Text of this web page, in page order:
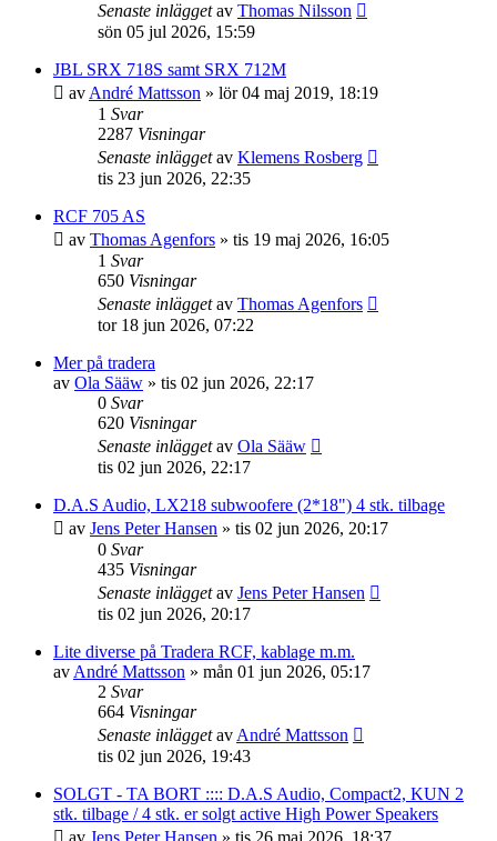
Senaste inläggetav Thomas Nilsson
sön 05 jul 2026, 15:59
JBL SRX 718S samt SRX 712M
av André Mattsson » lör 04 maj 2019, 18:19
1 Svar
2287 Visningar
Senaste inläggetav Klemens Rosberg
tis 23 jun 2026, 22:35
RCF 705 AS
av Thomas Agenfors » tis 19 maj 2026, 16:05
1 Svar
650 Visningar
Senaste inläggetav Thomas Agenfors
tor 18 jun 2026, 07:22
Mer på tradera
av Ola Sääw » tis 02 jun 2026, 22:17
0 Svar
620 Visningar
Senaste inläggetav Ola Sääw
tis 02 jun 2026, 22:17
D.A.S Audio, LX218 subwoofere (2*18") 4 stk. tilbage
av Jens Peter Hansen » tis 02 jun 2026, 20:17
0 Svar
435 Visningar
Senaste inläggetav Jens Peter Hansen
tis 02 jun 2026, 20:17
Lite diverse på Tradera RCF, kablage m.m.
av André Mattsson » mån 01 jun 2026, 05:17
2 Svar
664 Visningar
Senaste inläggetav André Mattsson
tis 02 jun 2026, 19:43
SOLGT - TA BORT :::: D.A.S Audio, Compact2, KUN 2
stk. tilbage / 4 stk. er solgt active High Power Speakers
av Jens Peter Hansen » tis 26 maj 2026, 18:37